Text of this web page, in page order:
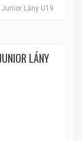
Lány U19
LÁNY